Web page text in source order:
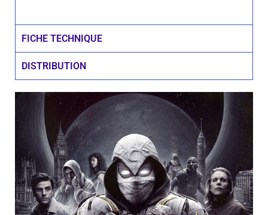
FICHE TECHNIQUE
DISTRIBUTION